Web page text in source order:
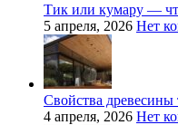
Тик или кумару —
5 апреля, 2026 Нет
Свойства древесины
4 апреля, 2026 Нет